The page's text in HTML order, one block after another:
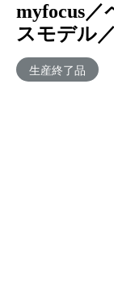
myfocus
スモデル
生産終了品
【myfocus／
お気に入りの